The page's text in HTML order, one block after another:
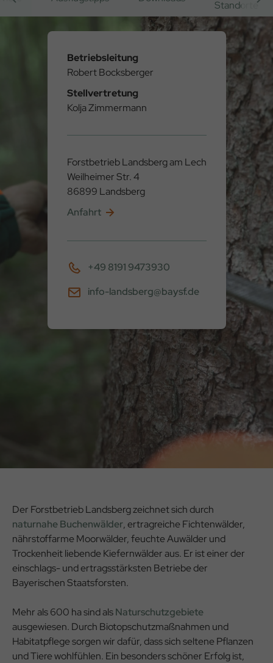
Standorte
Betriebsleitung
Robert Bocksberger
Stellvertretung
Kolja Zimmermann
Forstbetrieb Landsberg am Lech
Weilheimer Str. 4
86899 Landsberg
Anfahrt
+49 8191 9473930
info-landsberg@baysf.de
Der Forstbetrieb Landsberg zeichnet sich durch
naturnahe Buchenwälder, ertragreiche Fichtenwälder,
nährstoffarme Moorwälder, feuchte Auwälder und
Trockenheit liebende Kiefernwälder aus. Er ist einer der
einschlags- und ertragsstärksten Betriebe der
Bayerischen Staatsforsten.
Mehr als 600 ha sind alsNaturschutzgebiete
ausgewiesen. Durch Biotopschutzmaßnahmen und
Habitatpflege sorgen wir dafür, dass sich seltene Pflanzen
und Tiere wohlfühlen. Ein besonders schöner Erfolg ist,